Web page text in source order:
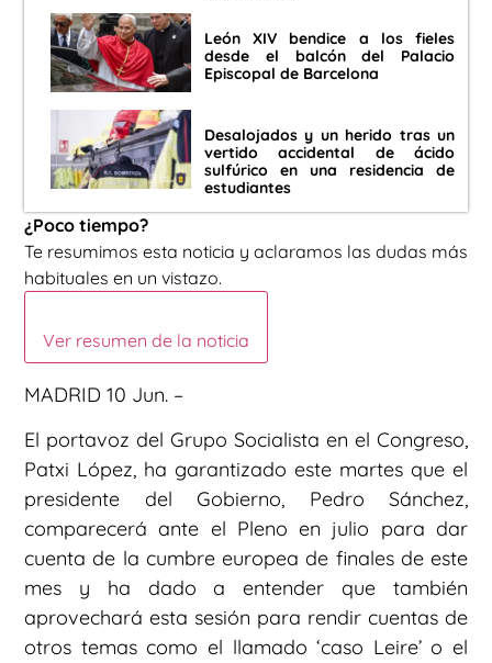
León XIV bendice a los fieles
desde el balcón del Palacio
Episcopal de Barcelona
Desalojados y un herido tras un
vertido accidental de ácido
sulfúrico en una residencia de
estudiantes
¿Poco tiempo?
Te resumimos esta noticia y aclaramos las dudas más
habituales en un vistazo.
Ver resumen de la noticia
MADRID 10 Jun. –
El portavoz del Grupo Socialista en el Congreso,
Patxi López, ha garantizado este martes que el
presidente del Gobierno, Pedro Sánchez,
comparecerá ante el Pleno en julio para dar
cuenta de la cumbre europea de finales de este
mes y ha dado a entender que también
aprovechará esta sesión para rendir cuentas de
otros temas como el llamado ‘caso Leire’ o el